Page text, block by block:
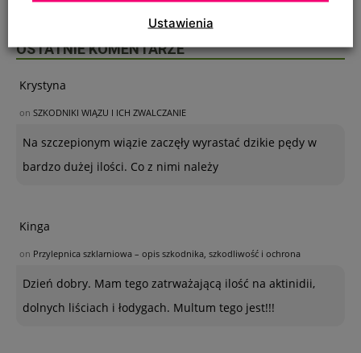
OSTATNIE KOMENTARZE
Krystyna
on SZKODNIKI WIĄZU I ICH ZWALCZANIE
Na szczepionym wiązie zaczęły wyrastać dzikie pędy w
bardzo dużej ilości. Co z nimi należy
Kinga
on Przylepnica szklarniowa – opis szkodnika, szkodliwość i ochrona
Dzień dobry. Mam tego zatrważającą ilość na aktinidii,
dolnych liściach i łodygach. Multum tego jest!!!
Ustawienia